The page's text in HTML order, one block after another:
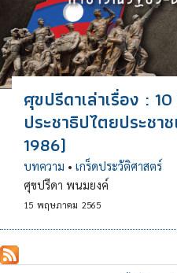
ศุขปรีดาเล่าเรื่อง :
ประชาธิปไตยประชา
1986)
บทความ • เกร็ดประวัติศาสตร์
ศุขปรีดา พนมยงค์
15 พฤษภาคม 2565